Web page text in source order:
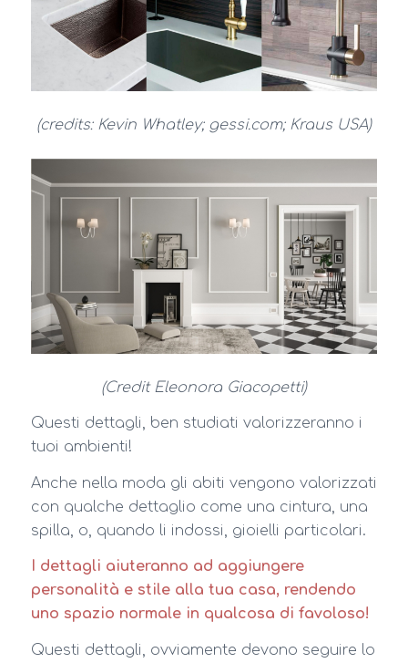
(credits: Kevin Whatley; gessi.com; Kraus USA)
(Credit Eleonora Giacopetti)
Questi dettagli, ben studiati valorizzeranno i
tuoi ambienti!
Anche nella moda gli abiti vengono valorizzati
con qualche dettaglio come una cintura, una
spilla, o, quando li indossi, gioielli particolari.
I dettagli aiuteranno ad aggiungere
personalità e stile alla tua casa, rendendo
uno spazio normale in qualcosa di favoloso!
Questi dettagli, ovviamente devono seguire lo